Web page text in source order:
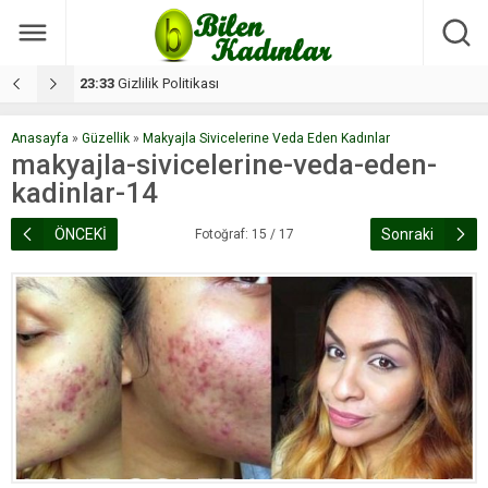
17:08 Dilan, düğününe 5 gün kala hayatını kaybetti
Anasayfa » Güzellik » Makyajla Sivicelerine Veda Eden Kadınlar
makyajla-sivicelerine-veda-eden-
kadinlar-14
ÖNCEKİ Fotoğraf: 15 / 17 Sonraki